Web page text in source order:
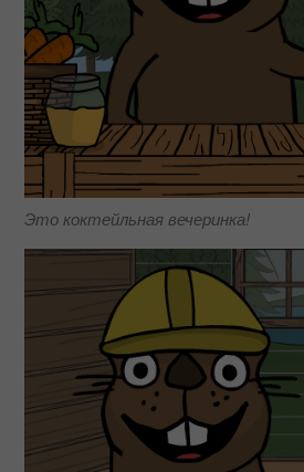
Это коктейльная вечеринка!